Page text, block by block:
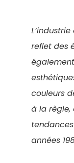
reflet des
couleurs
à la règle,
années